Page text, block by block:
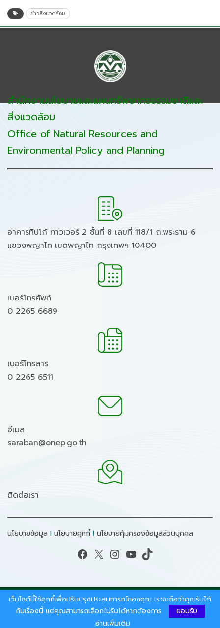
ข่าวสิ่งแวดล้อม
สำนักงานนโยบายและแผนทรัพยากรธรรมชาติและ
สิ่งแวดล้อม
Office of Natural Resources and
Environmental Policy and Planning
อาคารทิปโก้ ทาวเวอร์ 2 ชั้นที่ 8 เลขที่ 118/1 ถ.พระราม 6
แขวงพญาไท เขตพญาไท กรุงเทพฯ 10400
เบอร์โทรศัพท์
0 2265 6689
เบอร์โทรสาร
0 2265 6511
อีเมล
saraban@onep.go.th
ติดต่อเรา
นโยบายข้อมูล I นโยบายคุกกี้ I นโยบายคุ้มครองข้อมูลส่วนบุคคล
Facebook X Instagram YouTube TikTok
สงวนลิขสิทธิ์ © 2026 - สำนักงานนโยบายและแผน
ทรัพยากรธรรมชาติและสิ่งแวดล้อม.
เว็บไซต์นี้ใช้คุกกี้เพื่อปรับปรุงประสบการณ์ของคุณ เราจะถือว่าคุณรับได้
กับเรื่องนี้ แต่คุณสามารถเลือกไม่รับได้หากต้องการ
ยอมรับ
อ่านเพิ่มเติม